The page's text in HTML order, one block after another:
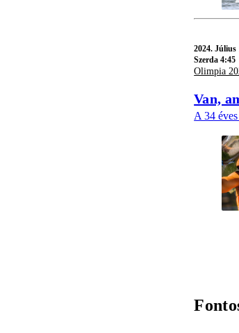
2024.Július
Szerda 4:45
Olimpia
Van,
A 34